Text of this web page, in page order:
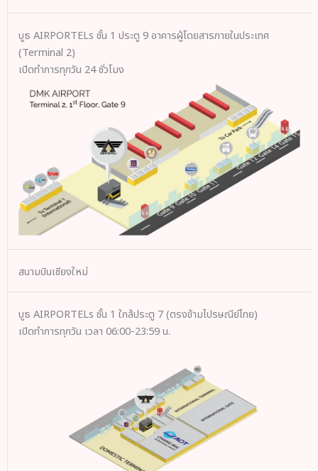
บูธ AIRPORTELs ชั้น 1 ประตู 9 อาคารผู้โดยสารภายในประเทศ
(Terminal 2)
เปิดทำการทุกวัน 24 ชั่วโมง
สนามบินเชียงใหม่
บูธ AIRPORTELs ชั้น 1 ใกล้ประตู 7 (ตรงข้ามไปรษณีย์ไทย)
เปิดทำการทุกวัน เวลา 06:00-23:59 น.